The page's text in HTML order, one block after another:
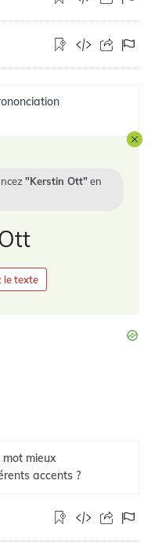
Kerstin Ott en
le texte
mot mieux
accents ?